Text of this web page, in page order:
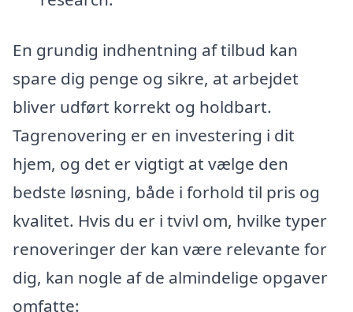
En grundig indhentning af tilbud kan
spare dig penge og sikre, at arbejdet
bliver udført korrekt og holdbart.
Tagrenovering er en investering i dit
hjem, og det er vigtigt at vælge den
bedste løsning, både i forhold til pris og
kvalitet. Hvis du er i tvivl om, hvilke typer
renoveringer der kan være relevante for
dig, kan nogle af de almindelige opgaver
omfatte: